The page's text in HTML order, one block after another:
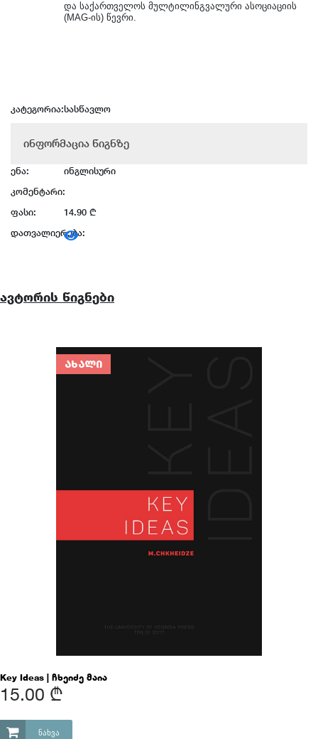
და საქართველოს მულტილინგვალური ასოციაციის
(MAG-ის) წევრი.
კატეგორია:სასწავლო
ინფორმაცია წიგნზე
ენა:
ინგლისური
კომენტარი:
ფასი:
14.90 ₾
დათვალიერება:
ავტორის წიგნები
ᲐᲮᲐᲚᲘ
Key Ideas | ჩხეიძე მაია
15.00 ₾
ᲜᲐᲮᲕᲐ